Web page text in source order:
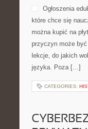
Ogłoszenia
które chce się
można kupić na
przyczyn może być
lekcje, do jakich
języka. Poza […]
CATEGORIES: